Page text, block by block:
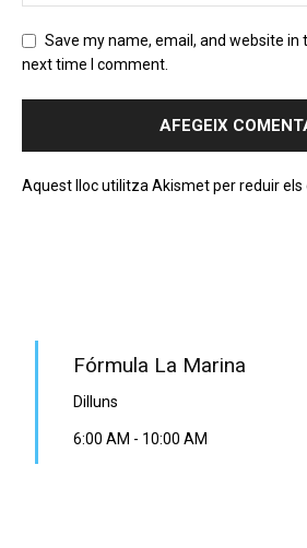
Save my name, email, and website in
next time I comment.
Aquest lloc utilitza Akismet per reduir
Fórmula La Marina
Dilluns
6:00 AM - 10:00 AM